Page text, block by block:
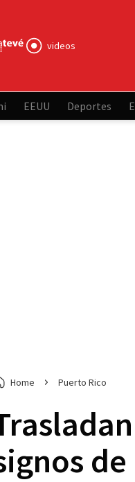
videos
EEUU Deportes
Home Puerto Rico